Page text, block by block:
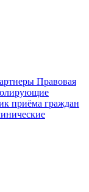
Правовая
приёма граждан